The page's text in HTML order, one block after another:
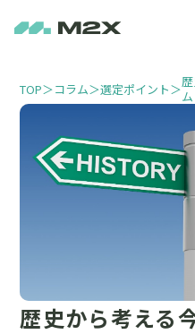
TOP＞コラム＞選定ポイント＞ム
歴史から考える